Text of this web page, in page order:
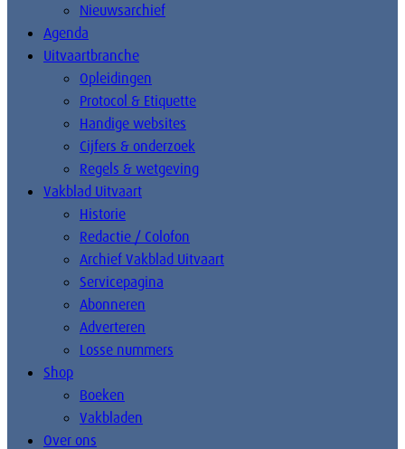
Nieuwsarchief
Agenda
Uitvaartbranche
Opleidingen
Protocol & Etiquette
Handige websites
Cijfers & onderzoek
Regels & wetgeving
Vakblad Uitvaart
Historie
Redactie / Colofon
Archief Vakblad Uitvaart
Servicepagina
Abonneren
Adverteren
Losse nummers
Shop
Boeken
Vakbladen
Over ons